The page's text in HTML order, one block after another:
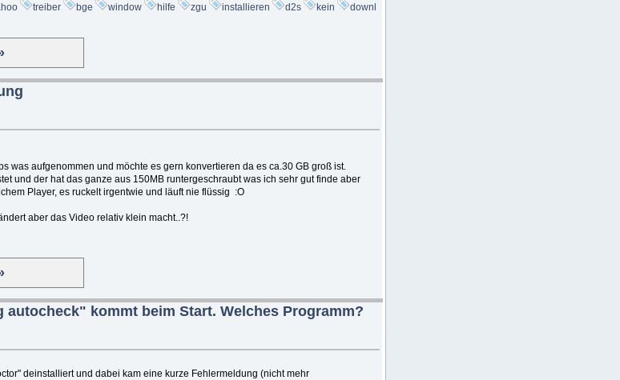
treiber bge window hilfe zgu installieren d2s kein
downl
was aufgenommen und möchte es gern konvertieren da es ca.30 GB groß ist.
und der hat das ganze aus 150MB runtergeschraubt was ich sehr gut finde aber
Player, es ruckelt irgentwie und läuft nie flüssig :O
aber das Video relativ klein macht..?!
kommt beim Start. Welches Programm?
deinstalliert und dabei kam eine kurze Fehlermeldung (nicht mehr